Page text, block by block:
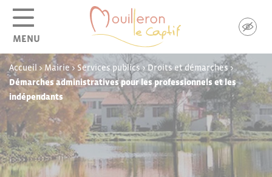
MENU
Accueil >Mairie> Services publics>Droits et démarches>
Démarches administratives pour les professionnels et les
indépendants
Panneau de gestion des cookies